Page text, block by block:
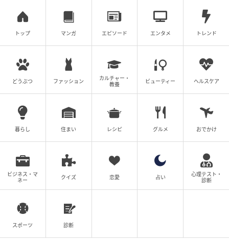
#85 本気で言ってる？
次の話を読む
第85話
妻がこどもを欲しがらない
尾持トモ
全話一覧を見る
クリエイター情報
関西在住。アルバイトと漫画を兼業している。 自分
や周りの人の身に起きた出来事、モヤモヤ話、スカ
トップ マンガ エピソード エンタメ トレンド
どうぶつ ファッション
カルチャー・
教養
ビューティー ヘルスケア
暮らし 住まい レシピ グルメ おでかけ
ビジネス・マ
ネー
クイズ 恋愛 占い
心理テスト・
診断
スポーツ 診断